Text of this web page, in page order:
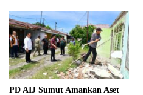
PD AIJ Sumut Amankan Aset